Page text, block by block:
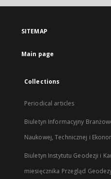
open
new
SITEMAP
Main page
Collections
Periodical articles
Biuletyn Informacyjny
Naukowej, Technicznej i
Biuletyn Instytutu Geodezji i
miesięcznika Przegląd